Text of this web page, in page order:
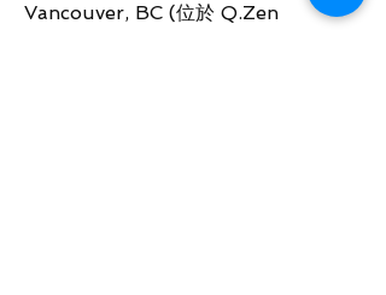
Vancouver, BC (位於 Q.Zen